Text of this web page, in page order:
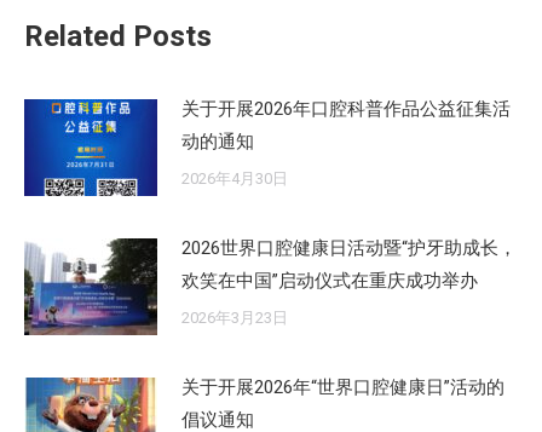
Related Posts
关于开展2026年口腔科普作品公益征集活
动的通知
2026年4月30日
2026世界口腔健康日活动暨“护牙助成长，
欢笑在中国”启动仪式在重庆成功举办
2026年3月23日
关于开展2026年“世界口腔健康日”活动的
倡议通知